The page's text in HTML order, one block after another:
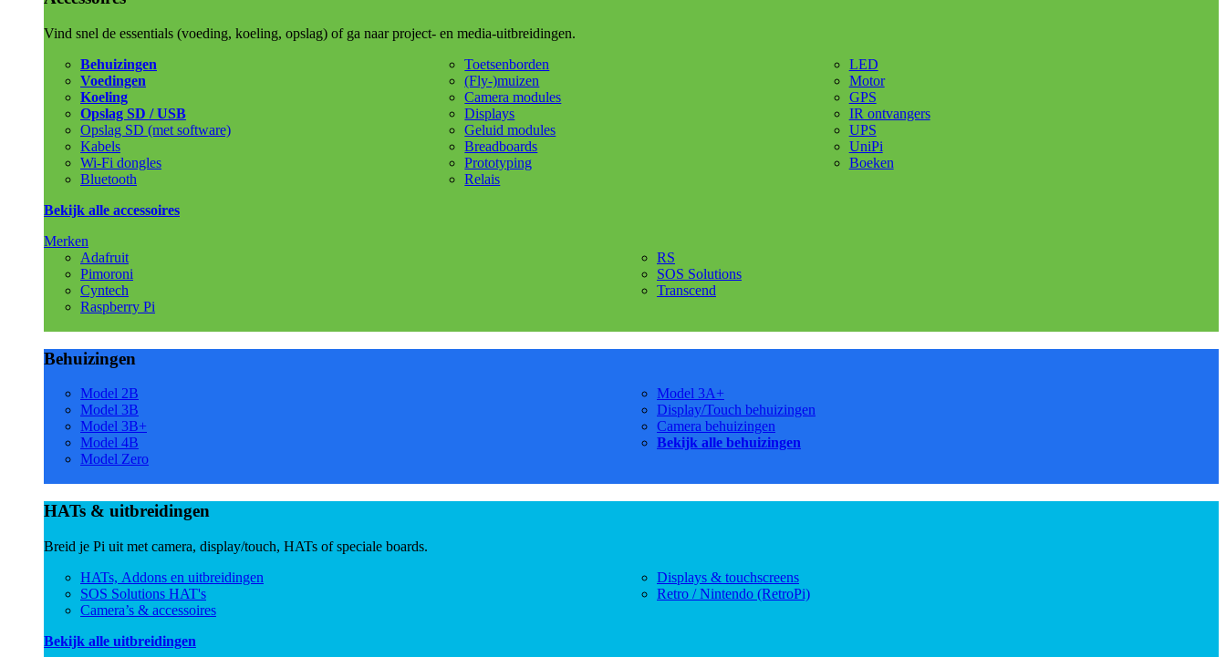
Vind snel de essentials (voeding, koeling, opslag) of ga naar project- en media-uitbreidingen.
Behuizingen
Voedingen
Koeling
Opslag SD / USB
Opslag SD (met software)
Kabels
Wi-Fi dongles
Bluetooth
Toetsenborden
(Fly-)muizen
Camera modules
Displays
Geluid modules
Breadboards
Prototyping
Relais
LED
Motor
GPS
IR ontvangers
UPS
UniPi
Boeken
Bekijk alle accessoires
Merken
Adafruit
Pimoroni
Cyntech
Raspberry Pi
RS
SOS Solutions
Transcend
Behuizingen
Model 2B
Model 3B
Model 3B+
Model 4B
Model Zero
Model 3A+
Display/Touch behuizingen
Camera behuizingen
Bekijk alle behuizingen
HATs & uitbreidingen
Breid je Pi uit met camera, display/touch, HATs of speciale boards.
HATs, Addons en uitbreidingen
SOS Solutions HAT's
Camera’s & accessoires
Displays & touchscreens
Retro / Nintendo (RetroPi)
Bekijk alle uitbreidingen